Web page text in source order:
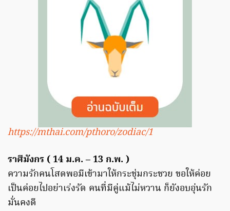
https://mthai.com/pthoro/zodiac/1
ราศีมังกร ( 14 ม.ค. – 13 ก.พ. )
ความรักคนโสดพอมีเข้ามาให้กระชุ่มกระชวย ขอให้ค่อย
เป็นค่อยไปอย่าเร่งรัด คนที่มีคู่แม้ไม่หวาน ก็ยังอบอุ่นรัก
มั่นคงดี